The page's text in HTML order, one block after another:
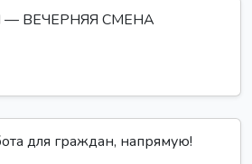
ВЕЧЕРНЯЯ СМЕНА
для граждан, напрямую!